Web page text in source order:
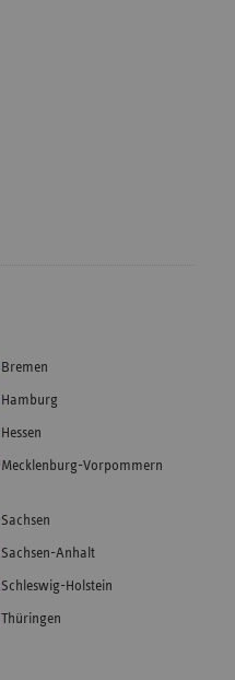
Bremen
Hamburg
Hessen
Mecklenburg-Vorpommern
Sachsen
Sachsen-Anhalt
Schleswig-Holstein
Thüringen